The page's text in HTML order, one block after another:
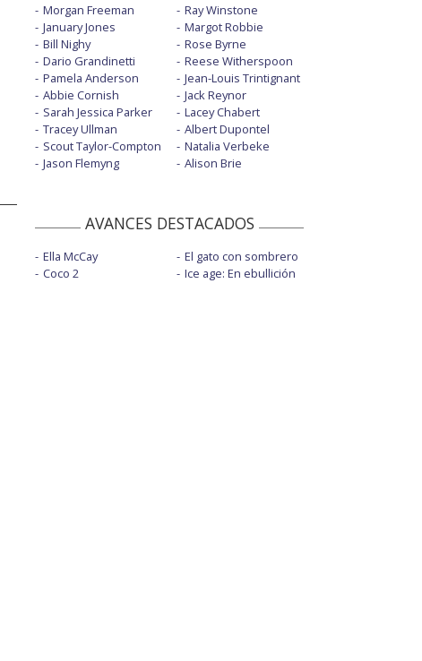
Morgan Freeman
January Jones
Bill Nighy
Dario Grandinetti
Pamela Anderson
Abbie Cornish
Sarah Jessica Parker
Tracey Ullman
Scout Taylor-Compton
Jason Flemyng
Ray Winstone
Margot Robbie
Rose Byrne
Reese Witherspoon
Jean-Louis Trintignant
Jack Reynor
Lacey Chabert
Albert Dupontel
Natalia Verbeke
Alison Brie
AVANCES DESTACADOS
Ella McCay
Coco 2
El gato con sombrero
Ice age: En ebullición